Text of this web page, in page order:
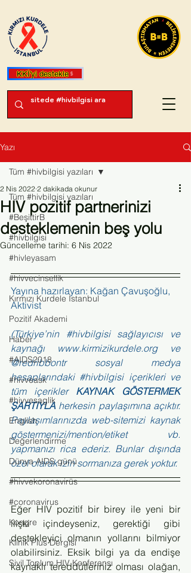
KKİ'yi destekle
Yazı
Tüm #hivbilgisi yazıları
#BeşittirB
#hivbilgisi
#hivleyasam
#hivvecinsellik
Kırmızı Kurdele İstanbul
Pozitif Akademi
Haber
#AIDS2018
#hivveask
#hivvesaglik
English
Değerlendirme
Dünya AIDS günü
#hivvekoronavirüs
#coronavirus
Kongre
Klinik Plus Dergisi
Sivil Toplum HIV Konferansı
Tüm #hivbilgisi yazıları
HIV pozitif partnerinizi
desteklemenin beş yolu
2 Nis 2022 2 dakikada okunur
Güncelleme tarihi: 6 Nis 2022
Yayına hazırlayan: Kağan Çavuşoğlu,
Aktivist
(Türkiye’nin #hivbilgisi sağlayıcısı ve
kaynağı www.kirmizikurdele.org ve
@redribbontr sosyal medya
hesaplarındaki #hivbilgisi içerikleri ve
tüm içerikler KAYNAK GÖSTERMEK
ŞARTIYLA herkesin paylaşımına açıktır.
Paylaşımlarınızda web-sitemizi kaynak
göstermenizi/mention/etiket vb.
yapmanızı rica ederiz. Bunlar dışında
özel olarak izin sormanıza gerek yoktur.
Eğer HIV pozitif bir birey ile yeni bir
ilişki içindeyseniz, gerektiği gibi
destekleyici olmanın yollarını bilmiyor
olabilirsiniz. Eksik bilgi ya da endişe
kaynaklı tereddütleriniz olması olağan,